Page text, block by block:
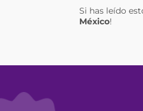
Si has leído
México!